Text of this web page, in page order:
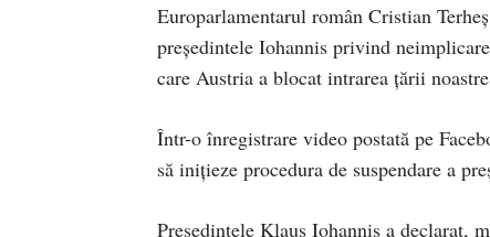
Europarlamentarul român Cristian
președintele Iohannis privind
care Austria a blocat intrarea țării
Într-o înregistrare video postată pe
să inițieze procedura de suspendare a
Președintele Klaus Iohannis a declarat,